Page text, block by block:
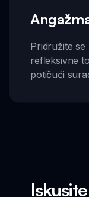
Pridružite se
refleksivne
potičući